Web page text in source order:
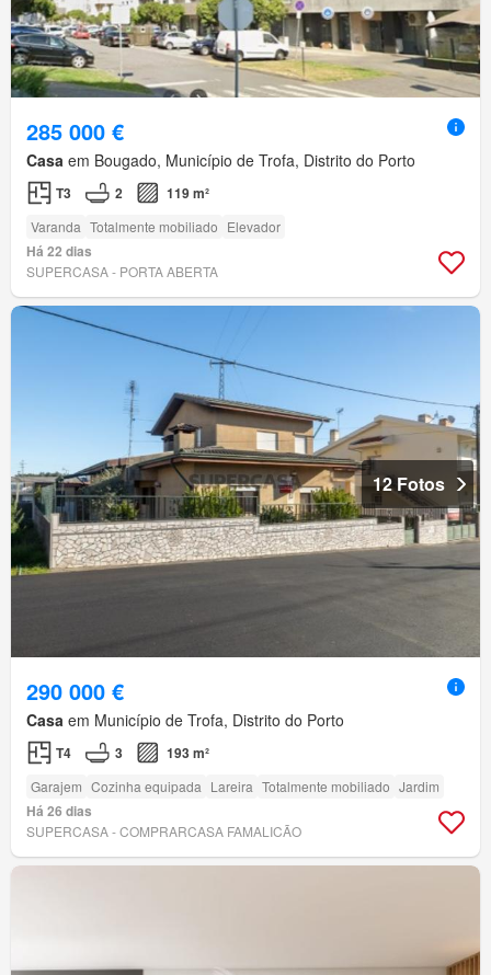
285 000 €
Casa em Bougado, Município de Trofa, Distrito do Porto
T3 2 119 m²
Varanda Totalmente mobiliado Elevador
Há 22 dias
SUPERCASA - PORTA ABERTA
12 Fotos
290 000 €
Casa em Município de Trofa, Distrito do Porto
T4 3 193 m²
Garajem Cozinha equipada Lareira Totalmente mobiliado Jardim
Há 26 dias
SUPERCASA - COMPRARCASA FAMALICÃO